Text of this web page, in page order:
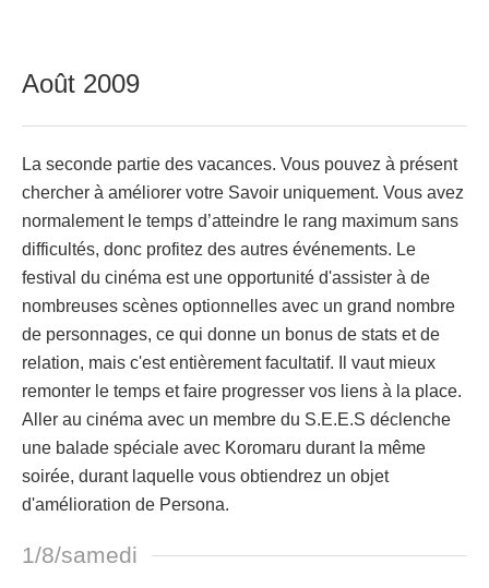
Août 2009
La seconde partie des vacances. Vous pouvez à présent
chercher à améliorer votre Savoir uniquement. Vous avez
normalement le temps d’atteindre le rang maximum sans
difficultés, donc profitez des autres événements. Le
festival du cinéma est une opportunité d'assister à de
nombreuses scènes optionnelles avec un grand nombre
de personnages, ce qui donne un bonus de stats et de
relation, mais c'est entièrement facultatif. Il vaut mieux
remonter le temps et faire progresser vos liens à la place.
Aller au cinéma avec un membre du S.E.E.S déclenche
une balade spéciale avec Koromaru durant la même
soirée, durant laquelle vous obtiendrez un objet
d'amélioration de Persona.
1/8/samedi